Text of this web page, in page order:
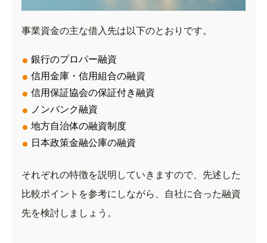
事業資金の主な借入先は以下のとおりです。
銀行のプロパー融資
信用金庫・信用組合の融資
信用保証協会の保証付き融資
ノンバンク融資
地方自治体の融資制度
日本政策金融公庫の融資
それぞれの特徴を説明していきますので、先述した
比較ポイントを参考にしながら、自社に合った融資
先を検討しましょう。